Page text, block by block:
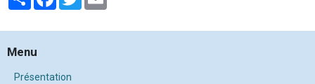
Menu
Présentation